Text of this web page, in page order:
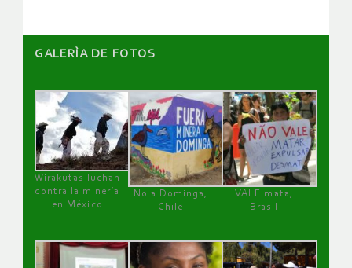
GALERÌA DE FOTOS
Wirakutas luchan
contra la minería
en México
No a Dominga,
Chile
VALE mata,
Brasil